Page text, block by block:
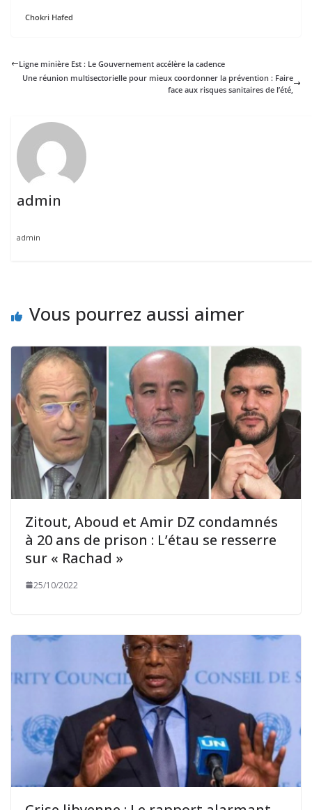
Chokri Hafed
Ligne minière Est : Le Gouvernement accélère la cadence
Une réunion multisectorielle pour mieux coordonner la prévention : Faire
face aux risques sanitaires de l’été,
admin
admin
Vous pourrez aussi aimer
Zitout, Aboud et Amir DZ condamnés
à 20 ans de prison : L’étau se resserre
sur « Rachad »
25/10/2022